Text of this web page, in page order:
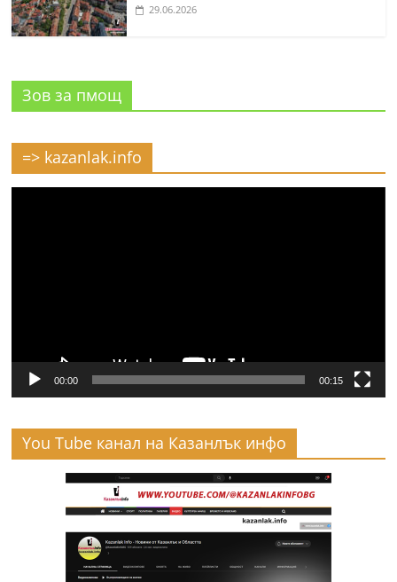
29.06.2026
Зов за пмощ
=> kazanlak.info
00:00 00:15
You Tube канал на Казанлък инфо